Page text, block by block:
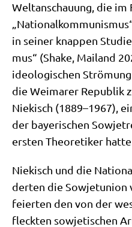
Welt­an­schau­ung, die im
in sei­ner knap­pen
mus“ (Shake, Mai­land
ideo­lo­gi­schen
die Wei­ma­rer Repu­blik
Nie­kisch (1889–1967),
der baye­ri­schen
ersten Theo­re­ti­ker
Nie­kisch und die
der­ten die Sowjet­uni­on
fei­er­ten den von der
fleck­ten sowje­ti­schen